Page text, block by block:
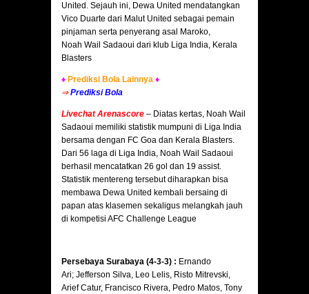
United. Sejauh ini, Dewa United mendatangkan
Vico Duarte dari Malut United sebagai pemain
pinjaman serta penyerang asal Maroko,
Noah Wail Sadaoui dari klub Liga India, Kerala
Blasters
♦ Prediksi Bola Lainnya ♦
⇒ Prediksi Bola
Livechat Arenascore – Diatas kertas, Noah Wail
Sadaoui memiliki statistik mumpuni di Liga India
bersama dengan FC Goa dan Kerala Blasters.
Dari 56 laga di Liga India, Noah Wail Sadaoui
berhasil mencatatkan 26 gol dan 19 assist.
Statistik mentereng tersebut diharapkan bisa
membawa Dewa United kembali bersaing di
papan atas klasemen sekaligus melangkah jauh
di kompetisi AFC Challenge League
Persebaya Surabaya (4-3-3) : Ernando
Ari; Jefferson Silva, Leo Lelis, Risto Mitrevski,
Arief Catur, Francisco Rivera, Pedro Matos, Tony